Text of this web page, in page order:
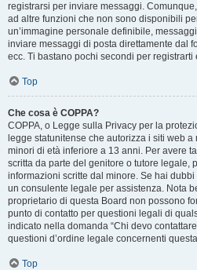
registrarsi per inviare messaggi.
ad altre funzioni che non sono disponibili
un’immagine personale definibile,
inviare messaggi di posta direttamente dal
ecc. Ti bastano pochi secondi per
Top
Che cosa è COPPA?
COPPA, o Legge sulla Privacy per la
legge statunitense che autorizza i siti web
minori di età inferiore a 13 anni. Per avere
scritta da parte del genitore o tutore legale,
informazioni scritte dal minore. Se hai
un consulente legale per assistenza. Nota
proprietario di questa Board non possono
punto di contatto per questioni legali di
indicato nella domanda “Chi devo
questioni d’ordine legale concernenti
Top